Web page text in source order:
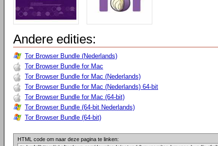
Andere edities:
Tor Browser Bundle (Nederlands)
Tor Browser Bundle for Mac
Tor Browser Bundle for Mac (Nederlands)
Tor Browser Bundle for Mac (Nederlands) 64-bit
Tor Browser Bundle for Mac (64-bit)
Tor Browser Bundle (64-bit Nederlands)
Tor Browser Bundle (64-bit)
HTML code om naar deze pagina te linken: